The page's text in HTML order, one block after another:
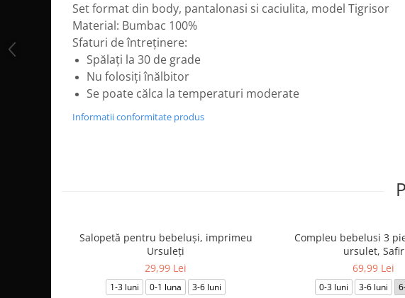
Set format din body, pantalonasi si caciulita, model Tigrisor
Material: Bumbac 100%
Sfaturi de întreținere:
Spălați la 30 de grade
Nu folosiți înălbitor
Se poate călca la temperaturi moderate
Informatii conformitate produs
Salopetă pentru bebeluși, imprimeu
Ursuleți
29,99 Lei
1-3 luni 0-1 luna 3-6 luni
Compleu bebelusi 3
ursulet, Safir
69,99 Lei
0-3 luni 3-6 luni